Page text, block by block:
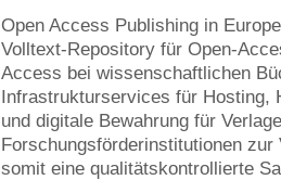
Open Access Publishing in
Volltext-Repository für Open-
Access bei wissenschaftlichen
Infrastrukturservices für Hosting,
und digitale Bewahrung für
Forschungsförderinstitutionen
somit eine qualitätskontrollierte